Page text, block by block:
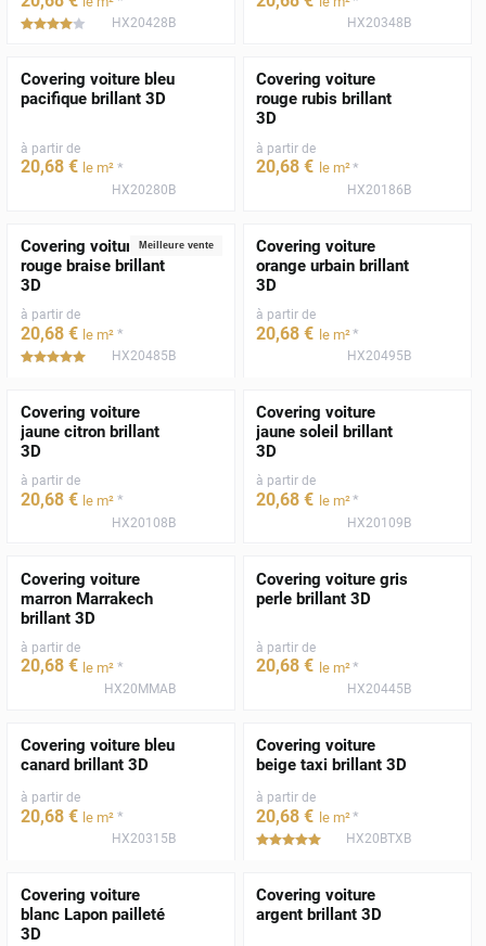
***** HX20428B HX20348B
Covering voiture bleu
pacifique brillant 3D
à partir de
20,68 € le m² *
HX20280B
Covering voiture
rouge rubis brillant
3D
à partir de
20,68 € le m²*
HX20186B
Meilleure vente
Covering voiture
rouge braise brillant
3D
à partir de
20,68 € le m² *
*****HX20485B
Covering voiture
orange urbain brillant
3D
à partir de
20,68 € le m²*
HX20495B
Covering voiture
jaune citron brillant
3D
à partir de
20,68 € le m² *
HX20108B
Covering voiture
jaune soleil brillant
3D
à partir de
20,68 € le m²*
HX20109B
Covering voiture
marron Marrakech
brillant 3D
à partir de
20,68 € le m² *
HX20MMAB
Covering voiture gris
perle brillant 3D
à partir de
20,68 € le m²*
HX20445B
Covering voiture bleu
canard brillant 3D
à partir de
20,68 € le m² *
HX20315B
Covering voiture
beige taxi brillant 3D
à partir de
20,68 € le m²*
*****HX20BTXB
Covering voiture
blanc Lapon pailleté
3D
Covering voiture
argent brillant 3D